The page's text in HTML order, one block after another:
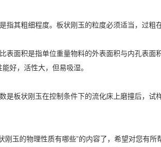
其粗细程度。板状刚玉的粒度必须适当，过粗
面积是指单位重量物料的外表面积与内孔表面
好，活性大，但易吸湿。
板状刚玉在控制条件下的流化床上磨撞后，试
玉的物理性质有哪些”的内容了，希望对您有所